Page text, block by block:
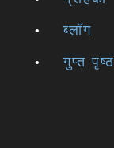
ब्लॉग
गुप्त पृष्ठ